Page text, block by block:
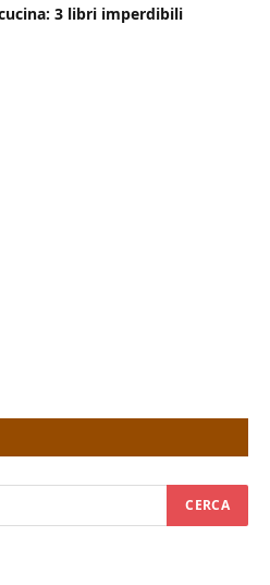
3 libri imperdibili